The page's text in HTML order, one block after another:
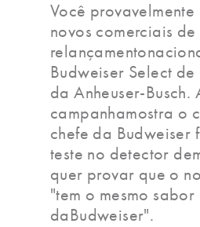
Você provavelmente
novos comerciais
Budweiser Select
da Anheuser-Busch.
campanhamostra o
chefe da Budweiser
teste no detector
quer provar que o
"tem o mesmo sabor
daBudweiser".